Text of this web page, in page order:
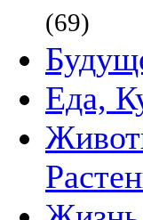
(69)
Еда,